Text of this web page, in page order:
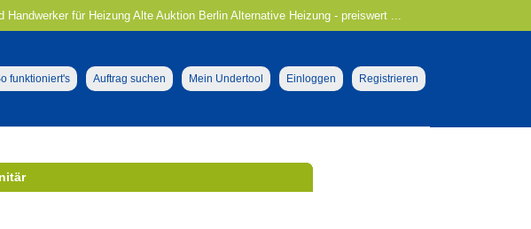
Handwerker für Heizung Alte Auktion Berlin Alternative Heizung - preiswert ...
funktioniert's Auftrag suchen Mein Undertool Einloggen Registrieren